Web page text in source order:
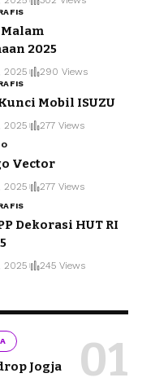
2025
2025 290 Views
Mobil ISUZU
2025 277 Views
Vector
2025 277 Views
Dekorasi HUT RI
2025 245 Views
Jogja